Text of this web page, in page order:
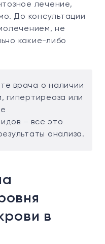
лечение,
До консультации
не
какие-либо
врача о наличии
гипертиреоза или
– все это
анализа.
в